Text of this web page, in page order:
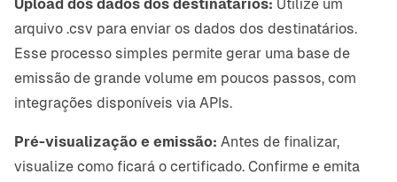
Upload dos dados dos destinatários: Utilize um
arquivo .csv para enviar os dados dos destinatários.
Esse processo simples permite gerar uma base de
emissão de grande volume em poucos passos, com
integrações disponíveis via APIs.
Pré-visualização e emissão: Antes de finalizar,
visualize como ficará o certificado. Confirme e emita